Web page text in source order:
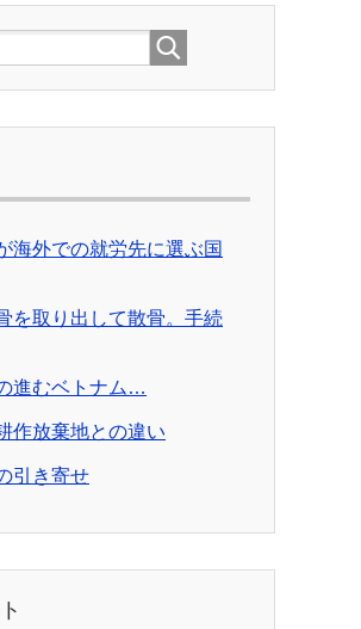
海外での就労先に選ぶ国
を取り出して散骨。手続
進むベトナム…
作放棄地との違い
引き寄せ